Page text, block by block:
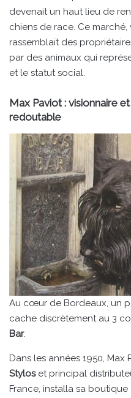
devenait un haut lieu de
chiens de race. Ce
rassemblait des
par des animaux qui
et le statut social.
Max Paviot : visionnaire
redoutable
Au cœur de Bordeaux, un
cache discrètement au 3
Bar.
Dans les années 1950,
Styloset principal
France, installa sa